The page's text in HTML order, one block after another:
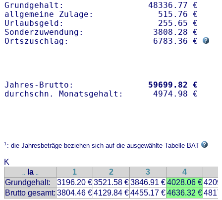
Grundgehalt:                 48336.77 €
allgemeine Zulage:             515.76 €
Urlaubsgeld:                   255.65 €
Sonderzuwendung:              3808.28 €
Ortszuschlag:                 6783.36 €
Jahres-Brutto: 59699.82 €
1: die Jahresbeträge beziehen sich auf die ausgewählte Tabelle BAT
K
.. Ia .. 1 2 3 4
Grundgehalt:
3196.20 €3521.58 €3846.91 €4028.06 €
Brutto gesamt: 3804.46 €4129.84 €4455.17 €4636.32 €